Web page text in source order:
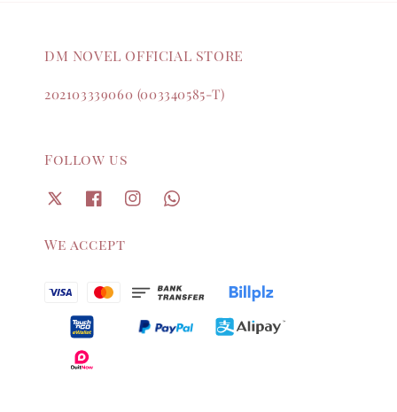
DM NOVEL OFFICIAL STORE
202103339060 (003340585-T)
Follow us
We accept